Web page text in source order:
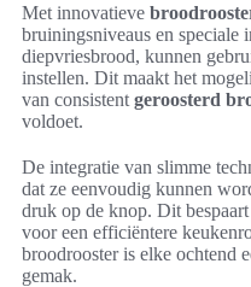
Met innovatieve
bruiningsniveaus en speciale
diepvriesbrood, kunnen
instellen. Dit maakt het
van consistent geroosterd
voldoet.
De integratie van slimme
dat ze eenvoudig kunnen
druk op de knop. Dit
voor een efficiëntere
broodrooster is elke ochtend
gemak.